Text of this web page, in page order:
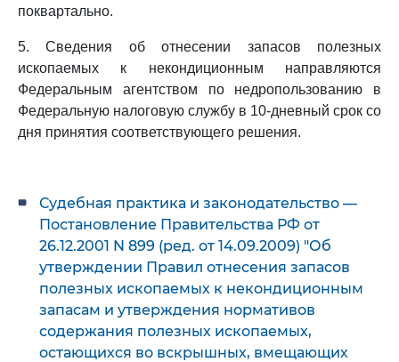
поквартально.
5. Сведения об отнесении запасов полезных
ископаемых к некондиционным направляются
Федеральным агентством по недропользованию в
Федеральную налоговую службу в 10-дневный срок со
дня принятия соответствующего решения.
Судебная практика и законодательство —
Постановление Правительства РФ от
26.12.2001 N 899 (ред. от 14.09.2009) "Об
утверждении Правил отнесения запасов
полезных ископаемых к некондиционным
запасам и утверждения нормативов
содержания полезных ископаемых,
остающихся во вскрышных, вмещающих